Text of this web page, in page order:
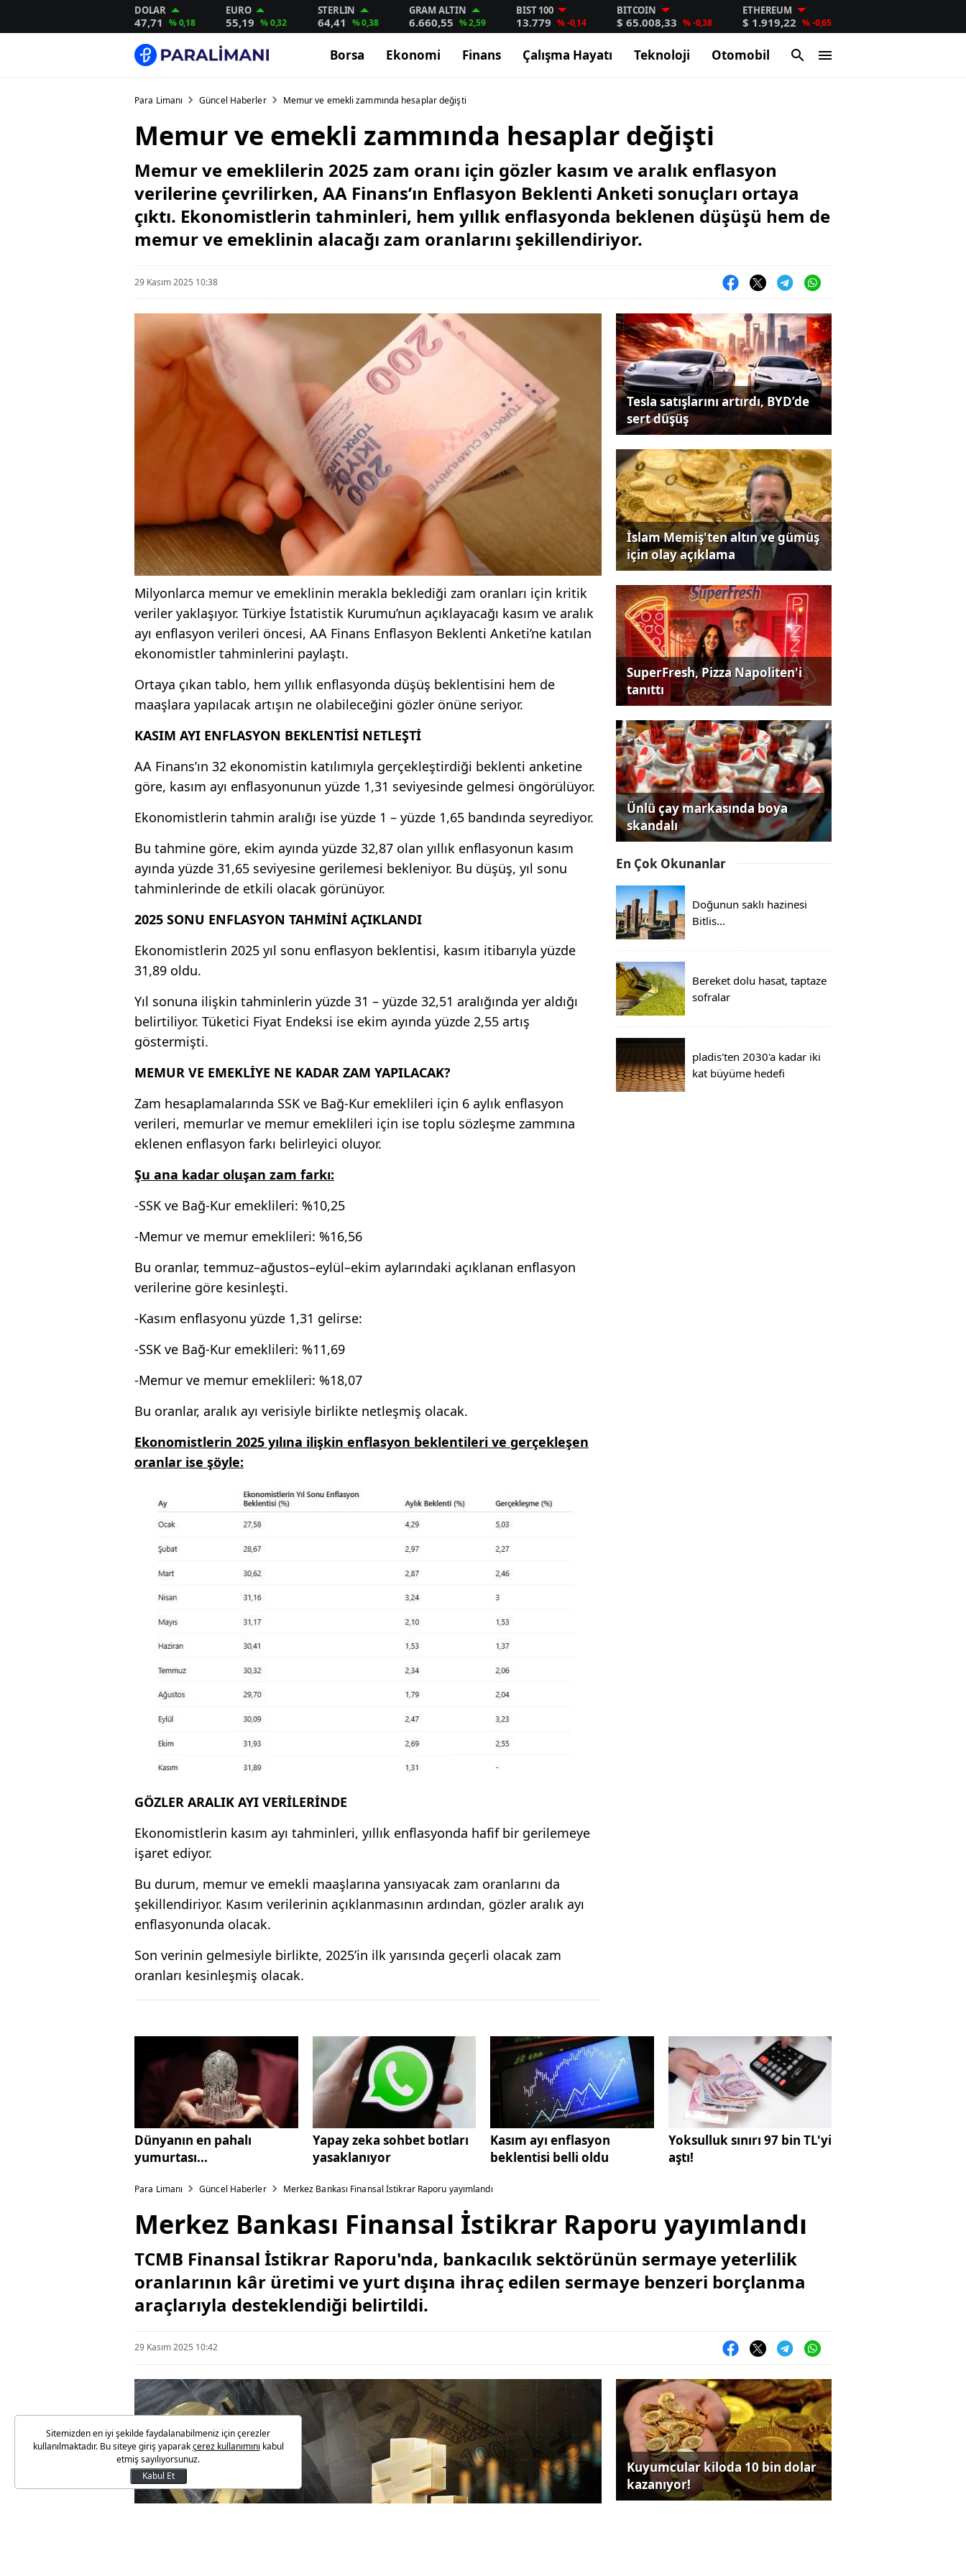
DOLAR
47,71 % 0,18
EURO
55,19 % 0,32
STERLIN
64,41 % 0,38
GRAM ALTIN
6.660,55 % 2,59
BIST 100
13.779 % -0,14
BITCOIN
$ 65.008,33 % -0,38
ETHEREUM
$ 1.919,22 % -0,65
Borsa Ekonomi Finans Çalışma Hayatı Teknoloji Otomobil
Para Limanı Güncel Haberler Memur ve emekli zammında hesaplar değişti
Memur ve emekli zammında hesaplar değişti
Memur ve emeklilerin 2025 zam oranı için gözler kasım ve aralık enflasyon
verilerine çevrilirken, AA Finans’ın Enflasyon Beklenti Anketi sonuçları ortaya
çıktı. Ekonomistlerin tahminleri, hem yıllık enflasyonda beklenen düşüşü hem de
memur ve emeklinin alacağı zam oranlarını şekillendiriyor.
29 Kasım 2025 10:38
Milyonlarca memur ve emeklinin merakla beklediği zam oranları için kritik
veriler yaklaşıyor. Türkiye İstatistik Kurumu’nun açıklayacağı kasım ve aralık
ayı enflasyon verileri öncesi, AA Finans Enflasyon Beklenti Anketi’ne katılan
ekonomistler tahminlerini paylaştı.
Ortaya çıkan tablo, hem yıllık enflasyonda düşüş beklentisini hem de
maaşlara yapılacak artışın ne olabileceğini gözler önüne seriyor.
KASIM AYI ENFLASYON BEKLENTİSİ NETLEŞTİ
AA Finans’ın 32 ekonomistin katılımıyla gerçekleştirdiği beklenti anketine
göre, kasım ayı enflasyonunun yüzde 1,31 seviyesinde gelmesi öngörülüyor.
Ekonomistlerin tahmin aralığı ise yüzde 1 – yüzde 1,65 bandında seyrediyor.
Bu tahmine göre, ekim ayında yüzde 32,87 olan yıllık enflasyonun kasım
ayında yüzde 31,65 seviyesine gerilemesi bekleniyor. Bu düşüş, yıl sonu
tahminlerinde de etkili olacak görünüyor.
2025 SONU ENFLASYON TAHMİNİ AÇIKLANDI
Ekonomistlerin 2025 yıl sonu enflasyon beklentisi, kasım itibarıyla yüzde
31,89 oldu.
Yıl sonuna ilişkin tahminlerin yüzde 31 – yüzde 32,51 aralığında yer aldığı
belirtiliyor. Tüketici Fiyat Endeksi ise ekim ayında yüzde 2,55 artış
göstermişti.
MEMUR VE EMEKLİYE NE KADAR ZAM YAPILACAK?
Zam hesaplamalarında SSK ve Bağ-Kur emeklileri için 6 aylık enflasyon
verileri, memurlar ve memur emeklileri için ise toplu sözleşme zammına
eklenen enflasyon farkı belirleyici oluyor.
Şu ana kadar oluşan zam farkı:
-SSK ve Bağ-Kur emeklileri: %10,25
-Memur ve memur emeklileri: %16,56
Bu oranlar, temmuz–ağustos–eylül–ekim aylarındaki açıklanan enflasyon
verilerine göre kesinleşti.
-Kasım enflasyonu yüzde 1,31 gelirse:
-SSK ve Bağ-Kur emeklileri: %11,69
-Memur ve memur emeklileri: %18,07
Bu oranlar, aralık ayı verisiyle birlikte netleşmiş olacak.
Ekonomistlerin 2025 yılına ilişkin enflasyon beklentileri ve gerçekleşen
oranlar ise şöyle:
GÖZLER ARALIK AYI VERİLERİNDE
Ekonomistlerin kasım ayı tahminleri, yıllık enflasyonda hafif bir gerilemeye
işaret ediyor.
Bu durum, memur ve emekli maaşlarına yansıyacak zam oranlarını da
şekillendiriyor. Kasım verilerinin açıklanmasının ardından, gözler aralık ayı
enflasyonunda olacak.
Son verinin gelmesiyle birlikte, 2025’in ilk yarısında geçerli olacak zam
oranları kesinleşmiş olacak.
Tesla satışlarını artırdı, BYD’de
sert düşüş
İslam Memiş'ten altın ve gümüş
için olay açıklama
SuperFresh, Pizza Napoliten'i
tanıttı
Ünlü çay markasında boya
skandalı
En Çok Okunanlar
Doğunun saklı hazinesi
Bitlis...
Bereket dolu hasat, taptaze
sofralar
pladis'ten 2030'a kadar iki
kat büyüme hedefi
Dünyanın en pahalı
yumurtası...
Yapay zeka sohbet botları
yasaklanıyor
Kasım ayı enflasyon
beklentisi belli oldu
Yoksulluk sınırı 97 bin TL'yi
aştı!
Para Limanı Güncel Haberler Merkez Bankası Finansal İstikrar Raporu yayımlandı
Merkez Bankası Finansal İstikrar Raporu yayımlandı
TCMB Finansal İstikrar Raporu'nda, bankacılık sektörünün sermaye yeterlilik
oranlarının kâr üretimi ve yurt dışına ihraç edilen sermaye benzeri borçlanma
araçlarıyla desteklendiği belirtildi.
29 Kasım 2025 10:42
Kuyumcular kiloda 10 bin dolar
kazanıyor!
Sitemizden en iyi şekilde faydalanabilmeniz için çerezler
kullanılmaktadır. Bu siteye giriş yaparakçerez kullanımını kabul
etmiş sayılıyorsunuz.
Kabul Et